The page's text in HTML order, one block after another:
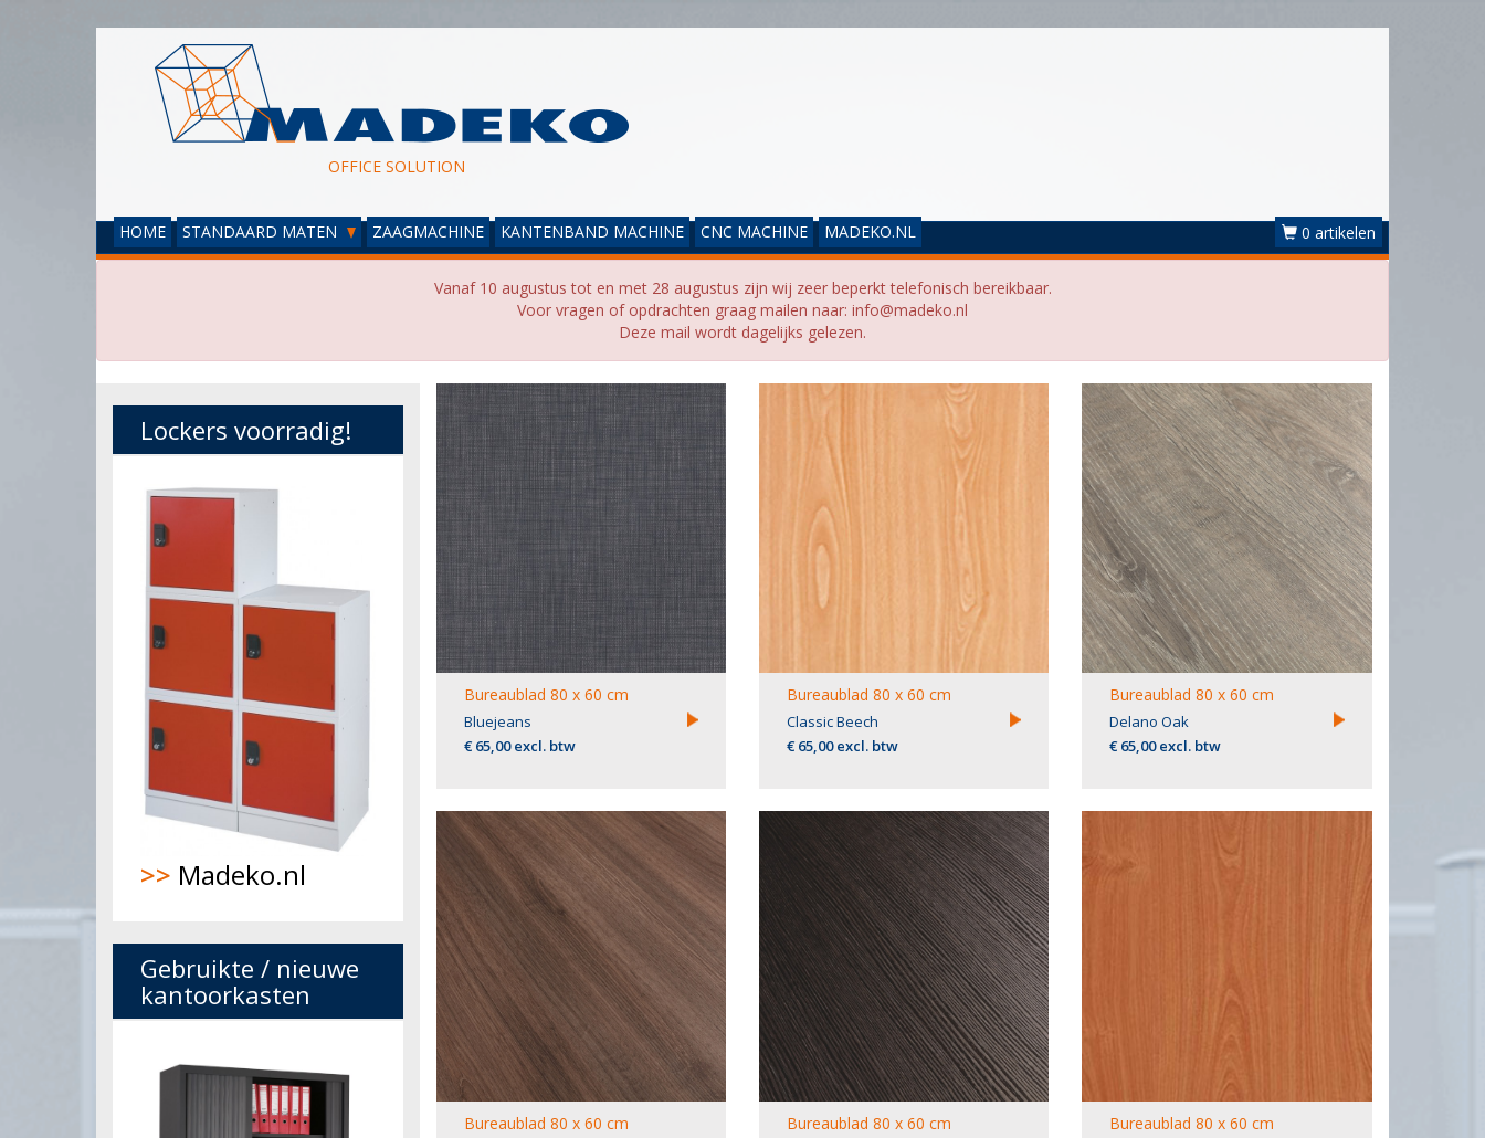
OFFICE SOLUTION
HOME STANDAARD MATEN ZAAGMACHINE KANTENBAND MACHINE CNC MACHINE MADEKO.NL 0 artikelen
Vanaf 10 augustus tot en met 28 augustus zijn wij zeer beperkt telefonisch bereikbaar.
Voor vragen of opdrachten graag mailen naar: info@madeko.nl
Deze mail wordt dagelijks gelezen.
Bureaublad 80 x 60 cm
Bluejeans
€ 65,00 excl. btw
Bureaublad 80 x 60 cm
Classic Beech
€ 65,00 excl. btw
Bureaublad 80 x 60 cm
Delano Oak
€ 65,00 excl. btw
Bureaublad 80 x 60 cm Bureaublad 80 x 60 cm Bureaublad 80 x 60 cm
Lockers voorradig!
>> Madeko.nl
Gebruikte / nieuwe
kantoorkasten